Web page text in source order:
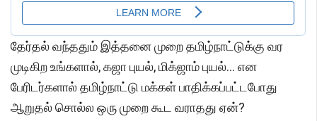
தேர்தல் வந்ததும் இத்தனை முறை தமிழ்நாட்டுக்கு வர
முடிகிற உங்களால், கஜா புயல், மிக்ஜாம் புயல்... என
பேரிடர்களால் தமிழ்நாட்டு மக்கள் பாதிக்கப்பட்டபோது
ஆறுதல் சொல்ல ஒரு முறை கூட வராதது ஏன்?